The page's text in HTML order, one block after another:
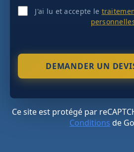
J'ai lu et accepte le
Ce site est protégé par
Conditions de